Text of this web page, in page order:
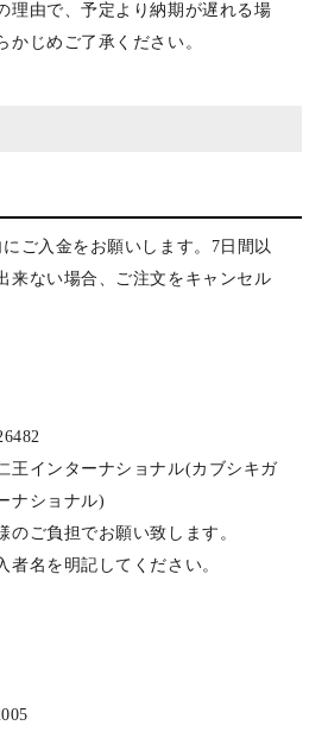
理由で、予定より納期が遅れる場
かじめご了承ください。
ご入金をお願いします。7日間以
来ない場合、ご注文をキャンセル
王インターナショナル(カブシキガ
ナショナル)
ご負担でお願い致します。
者名を明記してください。